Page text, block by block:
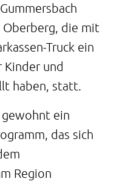
Oberberg, die mit
Truck ein
und
haben, statt.
ein
das sich
Region